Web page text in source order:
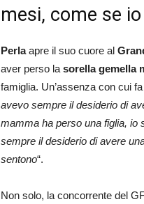
mesi, come se
Perlaapre il suo cuore al
aver perso la sorella gemella
famiglia. Un’assenza con cui
avevo sempre il desiderio di
mamma ha perso una figlia, io
sempre il desiderio di avere
sentono“.
Non solo, la concorrente del